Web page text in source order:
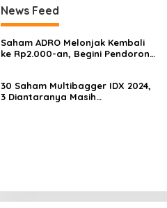
News Feed
Saham ADRO Melonjak Kembali
ke Rp2.000-an, Begini Pendorong
30 Saham Multibagger IDX 2024,
3 Diantaranya Masih